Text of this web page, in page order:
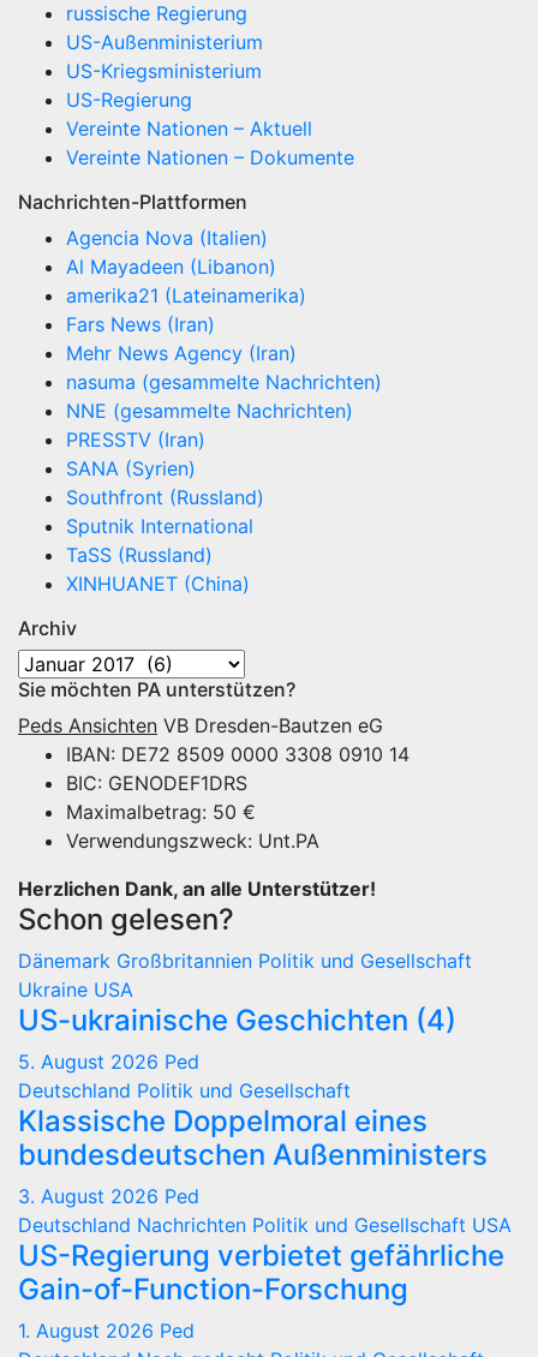
russische Regierung
US-Außenministerium
US-Kriegsministerium
US-Regierung
Vereinte Nationen – Aktuell
Vereinte Nationen – Dokumente
Nachrichten-Plattformen
Agencia Nova (Italien)
Al Mayadeen (Libanon)
amerika21 (Lateinamerika)
Fars News (Iran)
Mehr News Agency (Iran)
nasuma (gesammelte Nachrichten)
NNE (gesammelte Nachrichten)
PRESSTV (Iran)
SANA (Syrien)
Southfront (Russland)
Sputnik International
TaSS (Russland)
XINHUANET (China)
Archiv
Archiv
Sie möchten PA unterstützen?
Peds Ansichten VB Dresden-Bautzen eG
IBAN: DE72 8509 0000 3308 0910 14
BIC: GENODEF1DRS
Maximalbetrag: 50 €
Verwendungszweck: Unt.PA
Herzlichen Dank, an alle Unterstützer!
Schon gelesen?
Dänemark Großbritannien Politik und Gesellschaft
Ukraine USA
US-ukrainische Geschichten (4)
5. August 2026 Ped
Deutschland Politik und Gesellschaft
Klassische Doppelmoral eines
bundesdeutschen Außenministers
3. August 2026 Ped
Deutschland Nachrichten Politik und Gesellschaft USA
US-Regierung verbietet gefährliche
Gain-of-Function-Forschung
1. August 2026 Ped